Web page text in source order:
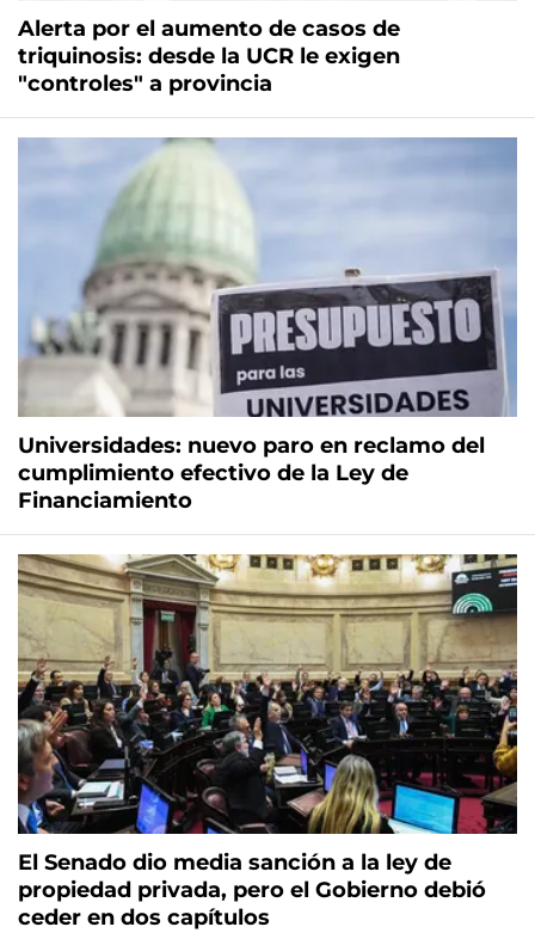
Alerta por el aumento de casos de
triquinosis: desde la UCR le exigen
"controles" a provincia
Universidades: nuevo paro en reclamo del
cumplimiento efectivo de la Ley de
Financiamiento
El Senado dio media sanción a la ley de
propiedad privada, pero el Gobierno debió
ceder en dos capítulos